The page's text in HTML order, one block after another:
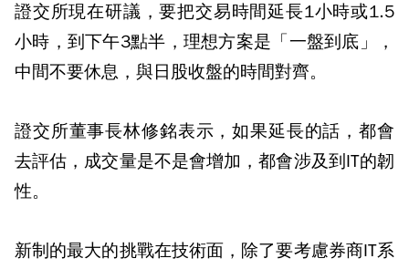
證交所現在研議，要把交易時間延長1小時或1.5
小時，到下午3點半，理想方案是「一盤到底」，
中間不要休息，與日股收盤的時間對齊。
證交所董事長林修銘表示，如果延長的話，都會
去評估，成交量是不是會增加，都會涉及到IT的韌
性。
新制的最大的挑戰在技術面，除了要考慮券商IT系